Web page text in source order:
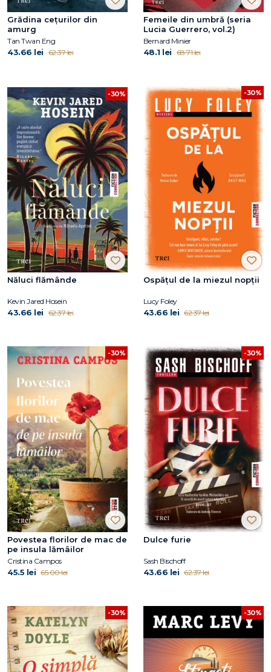
Grădina cețurilor din
amurg
Tan Twan Eng
43.66 lei 62.37 lei
Femeile din umbră (seria
Lucia Guerrero, vol.2)
Bernard Minier
48.1 lei 68.71 lei
-30%
Năluci flămânde
Kevin Jared Hosein
43.66 lei 62.37 lei
-30%
Ospățul de la miezul nopții
Lucy Foley
43.66 lei 62.37 lei
-30%
Povestea florilor de mac de
pe insula lămâilor
Cristina Campos
45.5 lei 65.00 lei
-30%
Dulce furie
Sash Bischoff
43.66 lei 62.37 lei
-30% -30%